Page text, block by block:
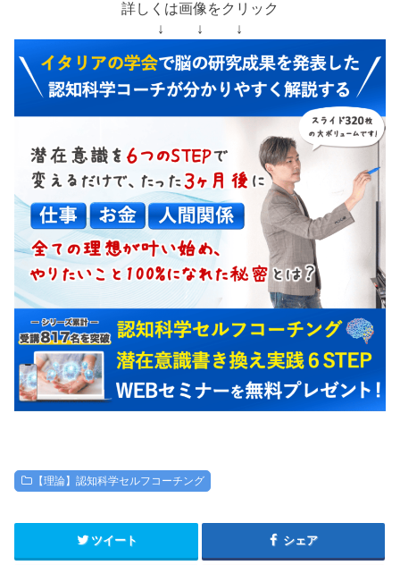
詳しくは画像をクリック
↓ ↓ ↓
【理論】認知科学セルフコーチング
ツイート シェア